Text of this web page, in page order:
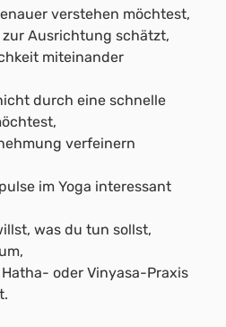
verstehen möchtest,
zur Ausrichtung schätzt,
miteinander
durch eine schnelle
verfeinern
im Yoga interessant
was du tun sollst,
oder Vinyasa-Praxis